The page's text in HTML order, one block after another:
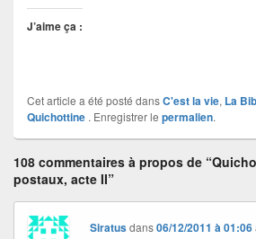
J’aime ça :
Cet article a été posté dansC'est la vie, La
Quichottine . Enregistrer le permalien.
108 commentaires à propos de
postaux, acte II”
Siratusdans06/12/2011 à 01:06